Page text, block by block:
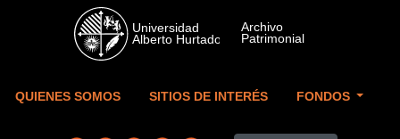
Skip to main content
QUIENES SOMOS SITIOS DE INTERÉS FONDOS